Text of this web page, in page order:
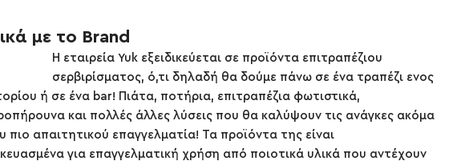
με το Brand
Η εταιρεία Yuk εξειδικεύεται σε προϊόντα επιτραπέζιου
σερβιρίσματος, ό,τι δηλαδή θα δούμε πάνω σε ένα τραπέζι ενος
ή σε ένα bar! Πιάτα, ποτήρια, επιτραπέζια φωτιστικά,
και πολλές άλλες λύσεις που θα καλύψουν τις ανάγκες ακόμα
πιο απαιτητικού επαγγελματία! Τα προϊόντα της είναι
για επαγγελματική χρήση από ποιοτικά υλικά που αντέχουν